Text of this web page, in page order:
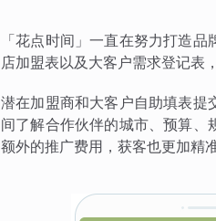
「花点时间」一直在努力打造
店加盟表以及大客户需求登记表
潜在加盟商和大客户自助填表提
间了解合作伙伴的城市、预算、
额外的推广费用，获客也更加精